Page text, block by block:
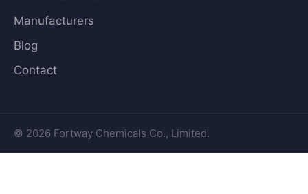
Manufacturers
Blog
Contact
© 2026 Fortway Chemicals Co., Limited.